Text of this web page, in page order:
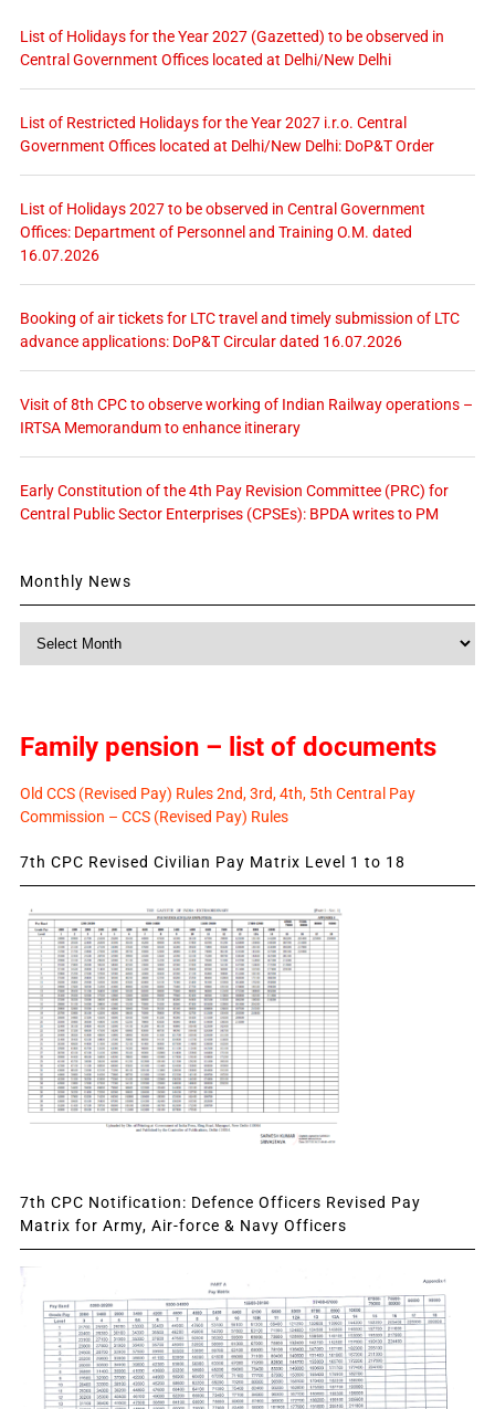
List of Holidays for the Year 2027 (Gazetted) to be observed in
Central Government Offices located at Delhi/New Delhi
List of Restricted Holidays for the Year 2027 i.r.o. Central
Government Offices located at Delhi/New Delhi: DoP&T Order
List of Holidays 2027 to be observed in Central Government
Offices: Department of Personnel and Training O.M. dated
16.07.2026
Booking of air tickets for LTC travel and timely submission of LTC
advance applications: DoP&T Circular dated 16.07.2026
Visit of 8th CPC to observe working of Indian Railway operations –
IRTSA Memorandum to enhance itinerary
Early Constitution of the 4th Pay Revision Committee (PRC) for
Central Public Sector Enterprises (CPSEs): BPDA writes to PM
Monthly News
Family pension – list of documents
Old CCS (Revised Pay) Rules 2nd, 3rd, 4th, 5th Central Pay
Commission – CCS (Revised Pay) Rules
7th CPC Revised Civilian Pay Matrix Level 1 to 18
7th CPC Notification: Defence Officers Revised Pay
Matrix for Army, Air-force & Navy Officers